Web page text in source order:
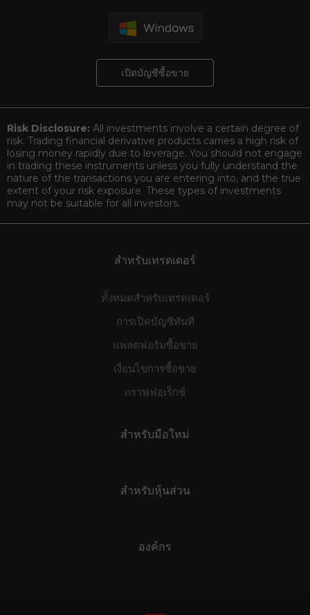
เปิดบัญชีซื้อขาย
Risk Disclosure: All investments involve a certain degree of
risk. Trading financial derivative products carries a high risk of
losing money rapidly due to leverage. You should not engage
in trading these instruments unless you fully understand the
nature of the transactions you are entering into, and the true
extent of your risk exposure. These types of investments
may not be suitable for all investors.
สำหรับเทรดเดอร์
ทั้งหมดสำหรับเทรดเดอร์
การเปิดบัญชีทันที
แพลตฟอร์มซื้อขาย
เงื่อนไขการซื้อขาย
กราฟฟอเร็กซ์
สำหรับมือใหม่
สำหรับหุ้นส่วน
องค์กร